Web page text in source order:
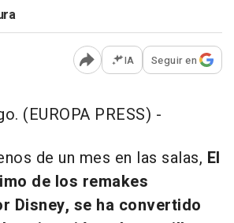
Abrir opciones para
IA Seguir en
(EUROPA PRESS) -
de un mes en las salas, El
de los remakes
Disney, se ha convertido